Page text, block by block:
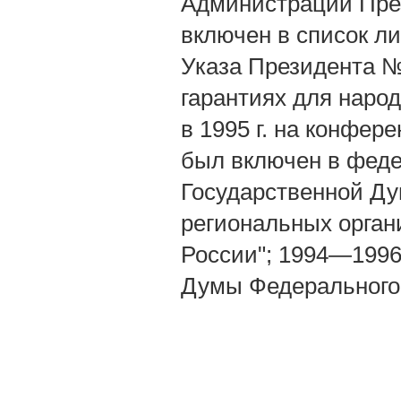
включен в список
Указа Президента
гарантиях для
в 1995 г. на
был включен в
Государственной
региональных
России";
Думы